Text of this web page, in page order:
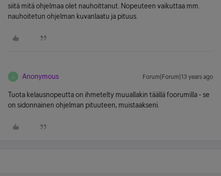
siitä mitä ohjelmaa olet nauhoittanut. Nopeuteen vaikuttaa mm.
nauhoitetun ohjelman kuvanlaatu ja pituus.
A Anonymous Forum|Forum|13 years ago
Tuota kelausnopeutta on ihmetelty muuallakin täällä foorumilla - se
on sidonnainen ohjelman pituuteen, muistaakseni.